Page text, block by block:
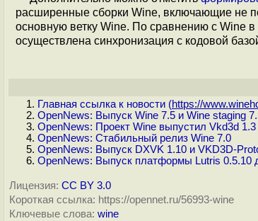
расширенные сборки Wine, включающие не
основную ветку Wine. По сравнению с Wine
осуществлена синхронизация с кодовой
Главная ссылка к новости (https://
OpenNews: Выпуск Wine 7.5 и Wine staging
OpenNews: Проект Wine выпустил Vkd3d
OpenNews: Стабильный релиз Wine 7.0
OpenNews: Выпуск DXVK 1.10 и VKD3D-
OpenNews: Выпуск платформы Lutris 0.5.10
Лицензия: CC BY 3.0
Короткая ссылка: https://opennet.ru/56993-wine
Ключевые слова: wine